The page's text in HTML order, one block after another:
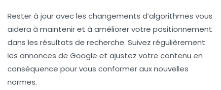
Rester à jour avec les changements d’algorithmes vous
aidera à maintenir et à améliorer votre positionnement
dans les résultats de recherche. Suivez régulièrement
les annonces de Google et ajustez votre contenu en
conséquence pour vous conformer aux nouvelles
normes.